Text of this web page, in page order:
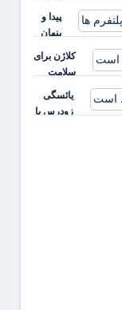
جنگ
نسخه
برای
فاصله
می
گیرد
پیدا و
پنهان
«ارزان
فروشی»
پلتفرم ها
کلاژن برای
سلامت
استخوان
یائسگی
زودرس با